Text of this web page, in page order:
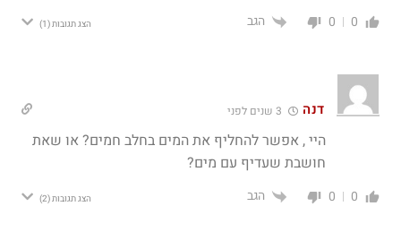
0
0 הגב הצג תגובות(1)
דנה
היי , אפשר להחליף את המים בחלב חמים? או שאת
חושבת שעדיף עם מים?
0
0 הגב הצג תגובות(2)